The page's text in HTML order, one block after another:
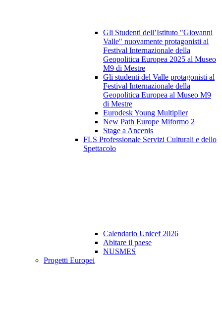
Gli Studenti dell’Istituto "Giovanni
Valle" nuovamente protagonisti al
Festival Internazionale della
Geopolitica Europea 2025 al Museo
M9 di Mestre
Gli studenti del Valle protagonisti al
Festival Internazionale della
Geopolitica Europea al Museo M9
di Mestre
Eurodesk Young Multiplier
New Path Europe Miformo 2
Stage a Ancenis
FLS Professionale Servizi Culturali e dello
Spettacolo
Calendario Unicef 2026
Abitare il paese
NUSMES
Progetti Europei